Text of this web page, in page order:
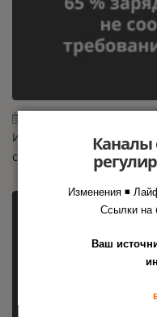
Исследование
соответствуют
Каналы
Изменения ◾
Ссылки на
Ваш